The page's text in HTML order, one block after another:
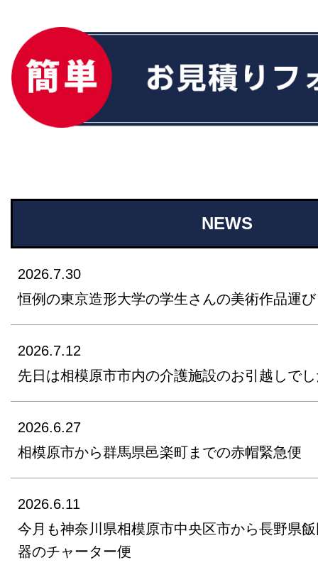
NEWS
2026.7.30
恒例の東京造形大学の学生さんの美術作品運び
2026.7.12
先日は相模原市市内の介護施設のお引越しで
2026.6.27
相模原市から群馬県邑楽町までの赤帽緊急便
2026.6.11
今月も神奈川県相模原市中央区市から長野県
器のチャーター便